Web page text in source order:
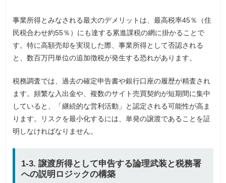
事業所得とみなされる最大のデメリットは、最高税率45％（住
民税合わせ約55％）にも達する累進課税の網に掛かることで
す。特に高額売却を実現した際、事業所得として否認される
と、数百万円単位の追加徴税が発生する恐れがあります。
税務調査では、過去の確定申告書や銀行口座の履歴が精査され
ます。頻繁な入出金や、複数のサイト売買契約が短期間に集中
していると、「継続的な営利活動」と認定される可能性が高ま
ります。リスクを最小化するには、単発の譲渡であることを証
明しなければなりません。
1-3. 譲渡所得として申告する論理武装と税務署
への説明ロジックの構築